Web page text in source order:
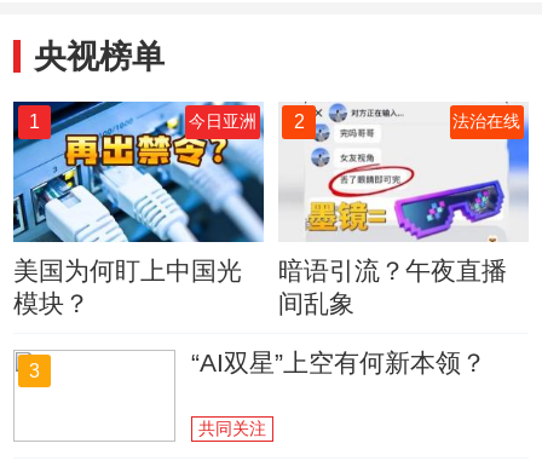
央视榜单
1 今日亚洲
美国为何盯上中国光
模块？
2 法治在线
暗语引流？午夜直播
间乱象
3 “AI双星”上空有何新本领？
共同关注